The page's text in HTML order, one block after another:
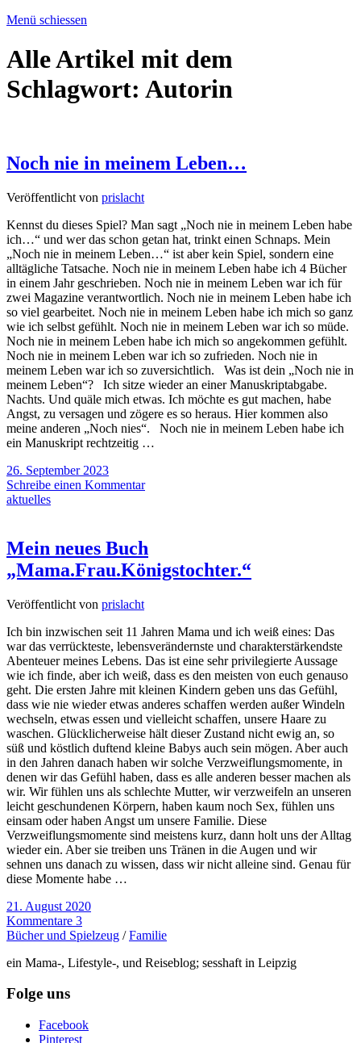
Menü schiessen
Alle Artikel mit dem
Schlagwort: Autorin
Noch nie in meinem Leben…
Veröffentlicht von prislacht
Kennst du dieses Spiel? Man sagt „Noch nie in meinem Leben habe
ich…“ und wer das schon getan hat, trinkt einen Schnaps. Mein
„Noch nie in meinem Leben…“ ist aber kein Spiel, sondern eine
alltägliche Tatsache. Noch nie in meinem Leben habe ich 4 Bücher
in einem Jahr geschrieben. Noch nie in meinem Leben war ich für
zwei Magazine verantwortlich. Noch nie in meinem Leben habe ich
so viel gearbeitet. Noch nie in meinem Leben habe ich mich so ganz
wie ich selbst gefühlt. Noch nie in meinem Leben war ich so müde.
Noch nie in meinem Leben habe ich mich so angekommen gefühlt.
Noch nie in meinem Leben war ich so zufrieden. Noch nie in
meinem Leben war ich so zuversichtlich. Was ist dein „Noch nie in
meinem Leben“? Ich sitze wieder an einer Manuskriptabgabe.
Nachts. Und quäle mich etwas. Ich möchte es gut machen, habe
Angst, zu versagen und zögere es so heraus. Hier kommen also
meine anderen „Noch nies“. Noch nie in meinem Leben habe ich
ein Manuskript rechtzeitig …
26. September 2023
Schreibe einen Kommentar
aktuelles
Mein neues Buch
„Mama.Frau.Königstochter.“
Veröffentlicht von prislacht
Ich bin inzwischen seit 11 Jahren Mama und ich weiß eines: Das
war das verrückteste, lebensverändernste und charakterstärkendste
Abenteuer meines Lebens. Das ist eine sehr privilegierte Aussage
wie ich finde, aber ich weiß, dass es den meisten von euch genauso
geht. Die ersten Jahre mit kleinen Kindern geben uns das Gefühl,
dass wie nie wieder etwas anderes schaffen werden außer Windeln
wechseln, etwas essen und vielleicht schaffen, unsere Haare zu
waschen. Glücklicherweise hält dieser Zustand nicht ewig an, so
süß und köstlich duftend kleine Babys auch sein mögen. Aber auch
in den Jahren danach haben wir solche Verzweiflungsmomente, in
denen wir das Gefühl haben, dass es alle anderen besser machen als
wir. Wir fühlen uns als schlechte Mutter, wir verzweifeln an unseren
leicht geschundenen Körpern, haben kaum noch Sex, fühlen uns
einsam oder haben Angst um unsere Familie. Diese
Verzweiflungsmomente sind meistens kurz, dann holt uns der Alltag
wieder ein. Aber sie treiben uns Tränen in die Augen und wir
sehnen uns danach zu wissen, dass wir nicht alleine sind. Genau für
diese Momente habe …
21. August 2020
Kommentare 3
Bücher und Spielzeug /Familie
ein Mama-, Lifestyle-, und Reiseblog; sesshaft in Leipzig
Folge uns
Facebook
Pinterest